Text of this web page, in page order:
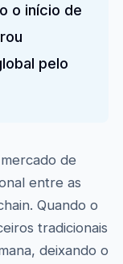
o início de
pelo
de
entre as
Quando o
tradicionais
deixando o